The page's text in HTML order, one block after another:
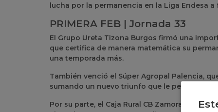
lucha por la permanencia en la Liga Endesa
PRIMERA FEB | Jornada 33
El Grupo Ureta Tizona Burgos firmó una
que certifica de manera matemática su
una temporada más.
También venció el Súper Agropal Palencia,
sumando un nuevo triunfo que le permite
Por su parte, el Caja Rural CB Zamora cayó